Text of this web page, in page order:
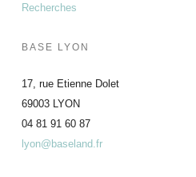
Recherches
BASE LYON
17, rue Etienne Dolet
69003 LYON
04 81 91 60 87
lyon@baseland.fr